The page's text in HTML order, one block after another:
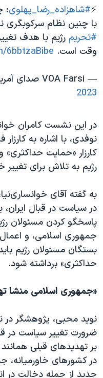
⚡️#شاهزاده_رضا_پهلوی:
با چنین نظام سرکوبگری
#تحریم رژیم با هدف
وقت است. 6bbtzaBibe
— VOA Farsi صدای آمریکا (@VOAfarsi)
2023
در این نشست کامران
نوفدی، با اشاره به
کارزار «حمایت حداکثری»
رژیم به تلاش برای
در سیاست در قبال
پاسخگو کردن مسئولان
جمهوری اسلامی، و
بستگان مسئولان رژیم
حداکثری» برداشته شود.
«جمهوری اسلامی منشا
نوید محبی، پژوهشگر
ضرورت تغییر سیاست در
بر تهدیدهای قبلی
در کشورهای
جدید از جمله دخالت در